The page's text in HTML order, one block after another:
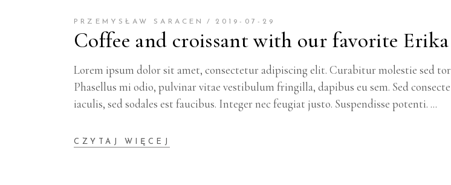
PRZEMYSŁAW SARACEN 2019-07-29
Coffee and croissant with our favorite Erika
Lorem ipsum dolor sit amet, consectetur adipiscing elit. Curabitur molestie sed
Phasellus mi odio, pulvinar vitae vestibulum fringilla, dapibus eu sem. Sed
iaculis, sed sodales est faucibus. Integer nec feugiat justo. Suspendisse potenti.
CZYTAJ WIĘCEJ